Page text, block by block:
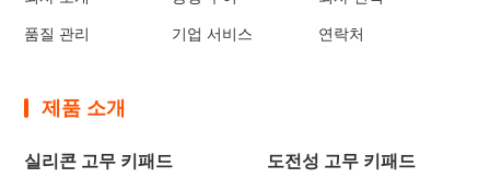
품질 관리 기업 서비스 연락처
제품 소개
실리콘 고무 키패드 도전성 고무 키패드